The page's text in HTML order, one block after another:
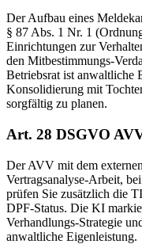
Der Aufbau eines
§ 87 Abs. 1 Nr. 1
Einrichtungen zur
den Mitbestimmungs-
Betriebsrat ist anwaltliche
Konsolidierung mit
sorgfältig zu planen.
Art. 28 DSGVO
Der AVV mit dem
Vertragsanalyse-Arbeit,
prüfen Sie zusätzlich die
DPF-Status. Die KI
Verhandlungs-Strategie
anwaltliche Eigenleistung.